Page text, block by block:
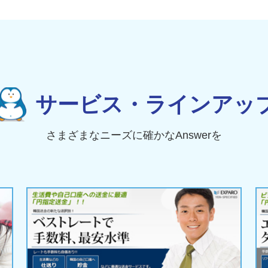
サービス・ラインアッ
さまざまなニーズに確かなAnswerを